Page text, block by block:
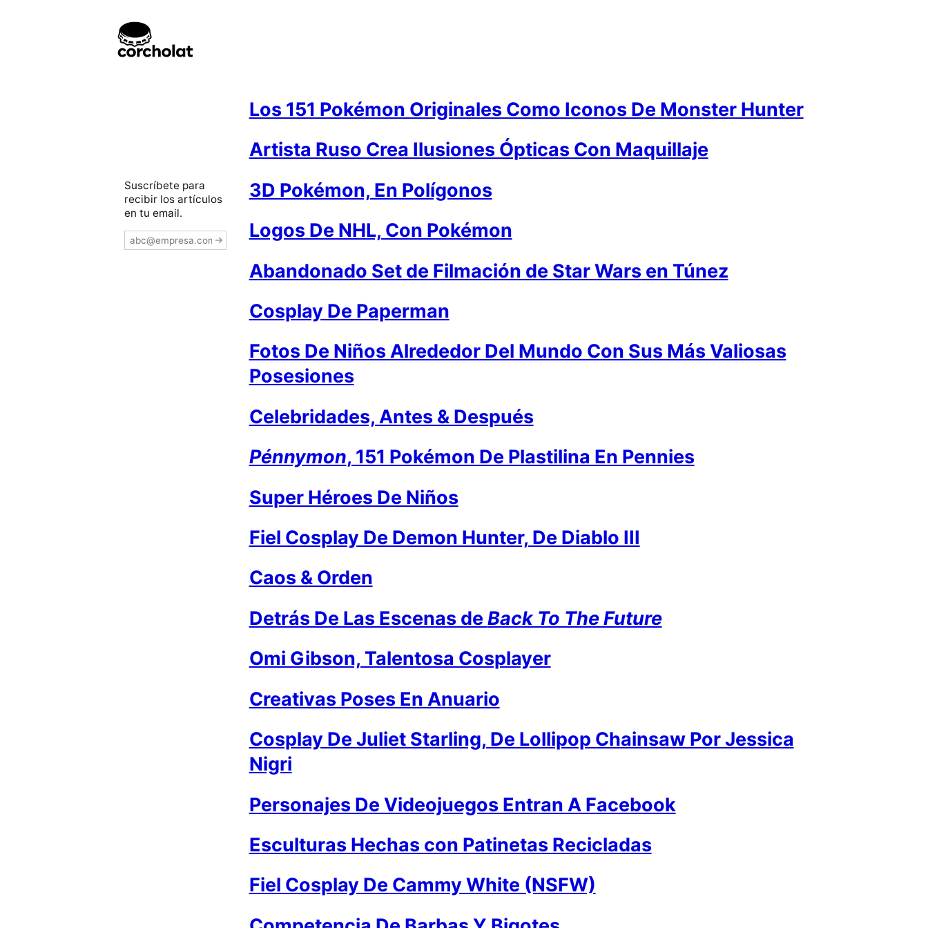
Los 151 Pokémon Originales Como Iconos De Monster Hunter
Artista Ruso Crea Ilusiones Ópticas Con Maquillaje
3D Pokémon, En Polígonos
Logos De NHL, Con Pokémon
Abandonado Set de Filmación de Star Wars en Túnez
Cosplay De Paperman
Fotos De Niños Alrededor Del Mundo Con Sus Más Valiosas
Posesiones
Celebridades, Antes & Después
Pénnymon, 151 Pokémon De Plastilina En Pennies
Super Héroes De Niños
Fiel Cosplay De Demon Hunter, De Diablo III
Caos & Orden
Detrás De Las Escenas de Back To The Future
Omi Gibson, Talentosa Cosplayer
Creativas Poses En Anuario
Cosplay De Juliet Starling, De Lollipop Chainsaw Por Jessica
Nigri
Personajes De Videojuegos Entran A Facebook
Esculturas Hechas con Patinetas Recicladas
Fiel Cosplay De Cammy White (NSFW)
Suscríbete para
recibir los artículos
en tu email.